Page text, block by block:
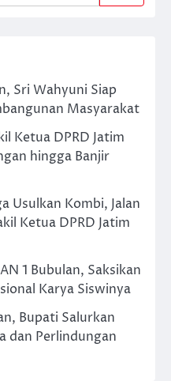
Sri Wahyuni Siap
Masyarakat
Ketua DPRD Jatim
hingga Banjir
Usulkan Kombi, Jalan
Ketua DPRD Jatim
1 Bubulan, Saksikan
Karya Siswinya
Bupati Salurkan
dan Perlindungan